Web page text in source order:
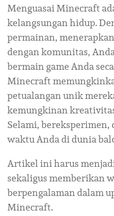
Menguasai Minecraft
kelangsungan hidup.
permainan,
dengan komunitas,
bermain game Anda
Minecraft
petualangan unik
kemungkinan
Selami,
waktu Anda di dunia
Artikel ini harus
sekaligus memberikan
berpengalaman dalam
Minecraft.